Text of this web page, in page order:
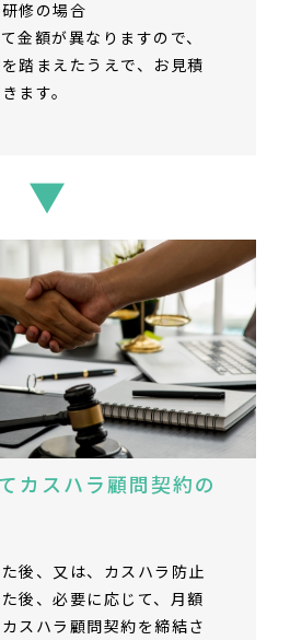
研修の場合
金額が異なりますので、
踏まえたうえで、お見積
ます。
▼
カスハラ顧問契約の
後、又は、カスハラ防止
後、必要に応じて、月額
スハラ顧問契約を締結さ